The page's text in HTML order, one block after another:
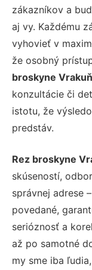
zákazníkov a
aj vy. Každému
vyhovieť v
že osobný
broskyne
konzultácie či
istotu, že
predstáv.
Rez broskyne
skúseností,
správnej adrese
povedané,
serióznosť a
až po samotné
my sme iba